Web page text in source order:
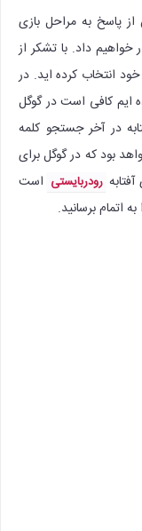
پاسخ به مراحل بازی
را قرار خواهیم داد. با تشکر از
انتخاب کرده اید. در
ایم کافی است در گوگل
در آخر جستجو کلمه
بود که در گوگل برای
رودربایستی است
اتمام برسانید.